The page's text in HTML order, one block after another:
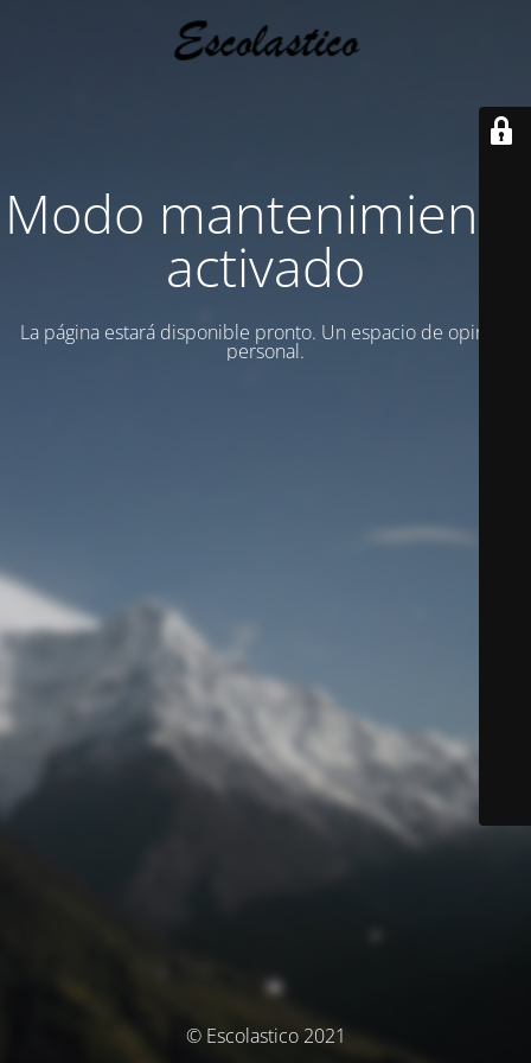
Modo mantenimiento
activado
La página estará disponible pronto. Un espacio de opinion
personal.
© Escolastico 2021